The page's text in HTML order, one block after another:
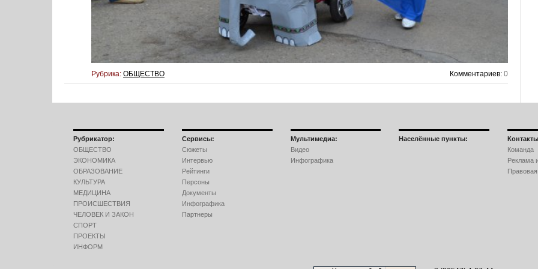
Рубрика: ОБЩЕСТВО Комментариев: 0
Рубрикатор:
ОБЩЕСТВО
ЭКОНОМИКА
ОБРАЗОВАНИЕ
КУЛЬТУРА
МЕДИЦИНА
ПРОИСШЕСТВИЯ
ЧЕЛОВЕК И ЗАКОН
СПОРТ
ПРОЕКТЫ
ИНФОРМ
Сервисы:
Сюжеты
Интервью
Рейтинги
Персоны
Документы
Инфографика
Партнеры
Мультимедиа:
Видео
Инфографика
Населённые пункты:
Команда
Реклама